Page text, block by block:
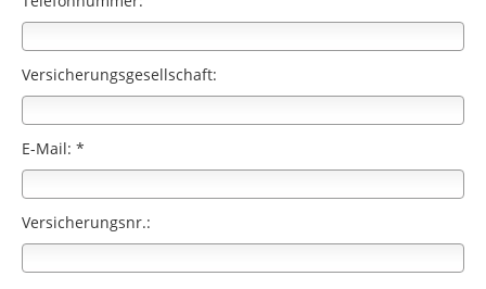
Versicherungsgesellschaft:
E-Mail: *
Versicherungsnr.: